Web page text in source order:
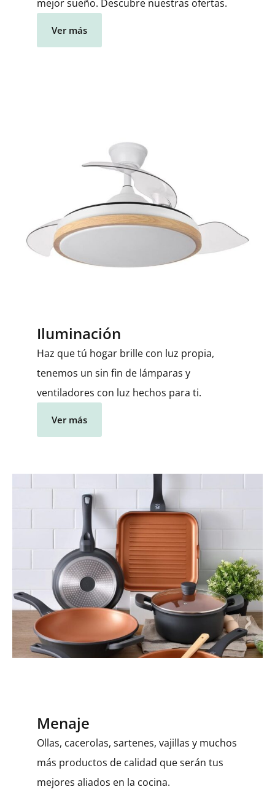
mejor sueño. Descubre nuestras ofertas.
Ver más
Iluminación
Haz que tú hogar brille con luz propia,
tenemos un sin fin de lámparas y
ventiladores con luz hechos para ti.
Ver más
Menaje
Ollas, cacerolas, sartenes, vajillas y muchos
más productos de calidad que serán tus
mejores aliados en la cocina.